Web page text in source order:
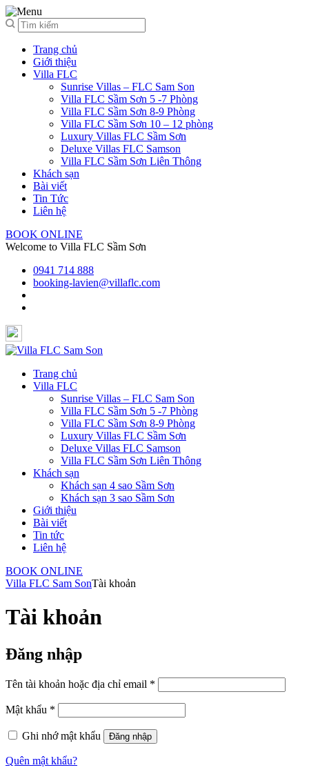
Trang chủ
Giới thiệu
Villa FLC
Sunrise Villas – FLC Sam Son
Villa FLC Sầm Sơn 5 -7 Phòng
Villa FLC Sầm Sơn 8-9 Phòng
Villa FLC Sầm Sơn 10 – 12 phòng
Luxury Villas FLC Sầm Sơn
Deluxe Villas FLC Samson
Villa FLC Sầm Sơn Liên Thông
Khách sạn
Bài viết
Tin Tức
Liên hệ
BOOK ONLINE
Welcome to Villa FLC Sầm Sơn
0941 714 888
booking-lavien@villaflc.com
Trang chủ
Villa FLC
Sunrise Villas – FLC Sam Son
Villa FLC Sầm Sơn 5 -7 Phòng
Villa FLC Sầm Sơn 8-9 Phòng
Luxury Villas FLC Sầm Sơn
Deluxe Villas FLC Samson
Villa FLC Sầm Sơn Liên Thông
Khách sạn
Khách sạn 4 sao Sầm Sơn
Khách sạn 3 sao Sầm Sơn
Giới thiệu
Bài viết
Tin tức
Liên hệ
BOOK ONLINE
Villa FLC Sam SonTài khoản
Tài khoản
Đăng nhập
Tên tài khoản hoặc địa chỉ email *
buộc
Mật khẩu *
buộc
Ghi nhớ mật khẩu
Đăng nhập
Quên mật khẩu?